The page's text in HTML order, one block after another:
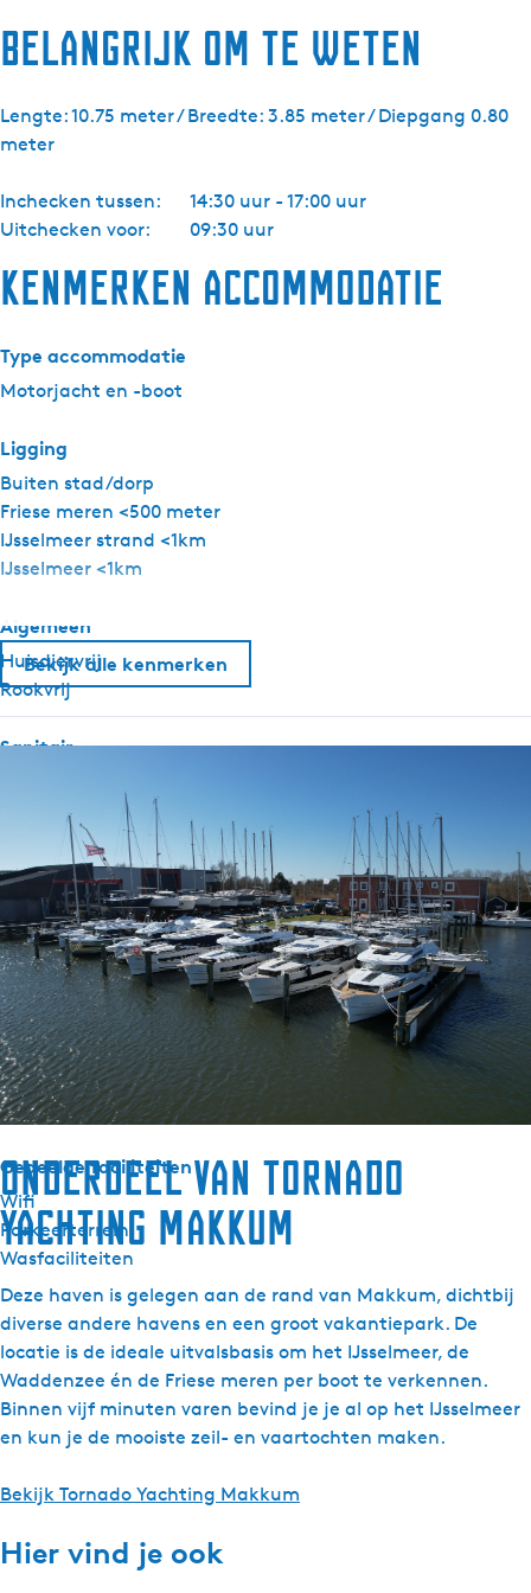
Belangrijk om te weten
Lengte: 10.75 meter / Breedte: 3.85 meter / Diepgang 0.80
meter
Inchecken tussen:
14:30 uur - 17:00 uur
Uitchecken voor:
09:30 uur
Kenmerken accommodatie
Type accommodatie
Motorjacht en -boot
Ligging
Buiten stad/dorp
Friese meren <500 meter
IJsselmeer strand <1km
IJsselmeer <1km
Algemeen
Huisdiervrij
Rookvrij
Sanitair
Toilet in badkamer
Warm water
Buiten
Zwemtrap
Zitgelegenheid buiten
Apparatuur
Koelkast zonder vriesvak
Koffiezetapparaat
Gaskookplaat
Gedeelde faciliteiten
Wifi
Parkeerterrein
Wasfaciliteiten
Bekijk alle kenmerken
Onderdeel van Tornado
Yachting Makkum
Deze haven is gelegen aan de rand van Makkum, dichtbij
diverse andere havens en een groot vakantiepark. De
locatie is de ideale uitvalsbasis om het IJsselmeer, de
Waddenzee én de Friese meren per boot te verkennen.
Binnen vijf minuten varen bevind je je al op het IJsselmeer
en kun je de mooiste zeil- en vaartochten maken.
Bekijk Tornado Yachting Makkum
Hier vind je ook